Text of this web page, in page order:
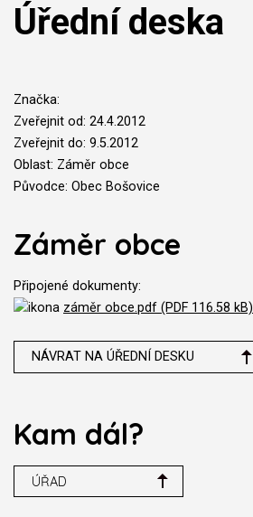
Úřední deska
Značka:
Zveřejnit od: 24.4.2012
Zveřejnit do: 9.5.2012
Oblast: Záměr obce
Původce: Obec Bošovice
Záměr obce
Připojené dokumenty:
záměr obce.pdf (PDF 116.58 kB)
NÁVRAT NA ÚŘEDNÍ DESKU
Kam dál?
ÚŘAD